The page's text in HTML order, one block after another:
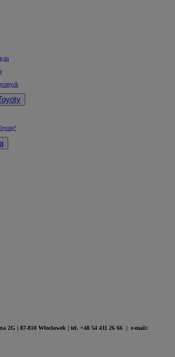
in
2G | 87-810 Włocławek | tel. +48 54 411 26 66 | e-mail: